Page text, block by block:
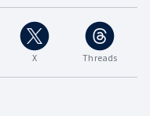
X Threads